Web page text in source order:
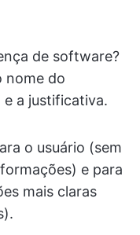
de software?
nome do
e a justificativa.
o usuário (sem
e para
mais claras